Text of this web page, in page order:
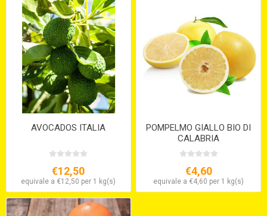
AVOCADOS ITALIA
€12,50
equivale a €12,50 per 1 kg(s)
POMPELMO GIALLO BIO DI
CALABRIA
€4,60
equivale a €4,60 per 1 kg(s)